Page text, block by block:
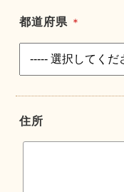
都道府県 ＊
住所